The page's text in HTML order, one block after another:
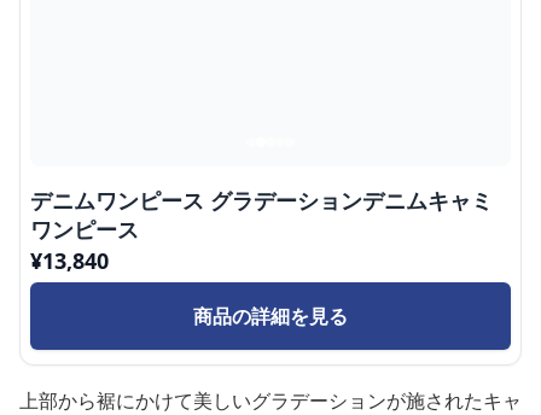
デニムワンピース グラデーションデニムキャミ
ワンピース
¥13,840
商品の詳細を見る
上部から裾にかけて美しいグラデーションが施されたキャ